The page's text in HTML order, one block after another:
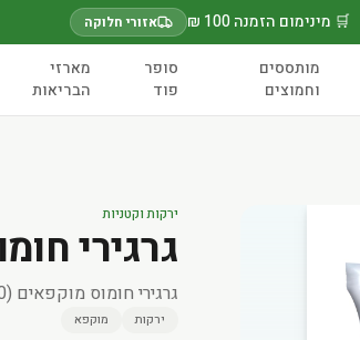
🛒 מינימום הזמנה 100 ₪ אזורי חלוקה
מותססים
וחמוצים
סופר
פוד
מארזי
הבריאות
ירקות וקטניות
גרגירי
גרגירי חומוס מוקפאים (800 גר')
ירקות מוקפא